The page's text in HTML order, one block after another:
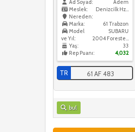
Ad Soyad:
Adem
Meslek:
Denizcilk
Nereden:
61 Trabzon
Marka:
SUBARU
Model
ve Yıl:
2004 Forester XT
Yaş:
33
Rep Puanı:
4,032
TR 61 AF 483
bul